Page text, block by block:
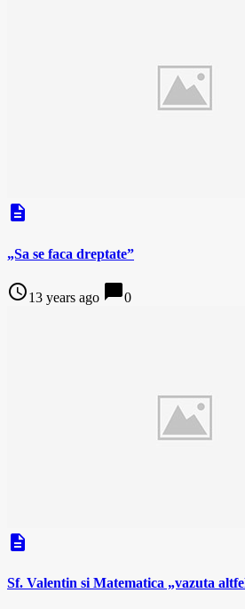
description
„Sa se faca dreptate”
access_time13 years ago chat_bubble0
description
Sf. Valentin si Matematica „vazuta